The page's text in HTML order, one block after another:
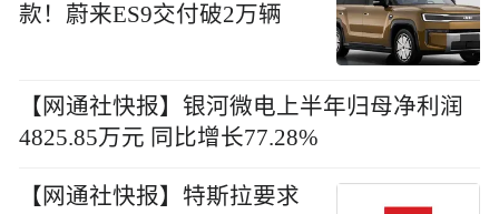
款！蔚来ES9交付破2万辆
【网通社快报】银河微电上半年归母净利润
4825.85万元 同比增长77.28%
【网通社快报】特斯拉要求